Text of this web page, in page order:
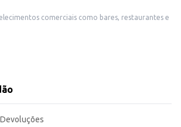
para seus clientes, quanto ao público que